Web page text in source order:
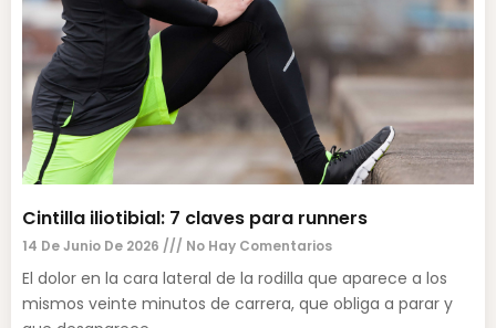
Cintilla iliotibial: 7 claves para runners
14 De Junio De 2026 No Hay Comentarios
El dolor en la cara lateral de la rodilla que aparece a los
mismos veinte minutos de carrera, que obliga a parar y